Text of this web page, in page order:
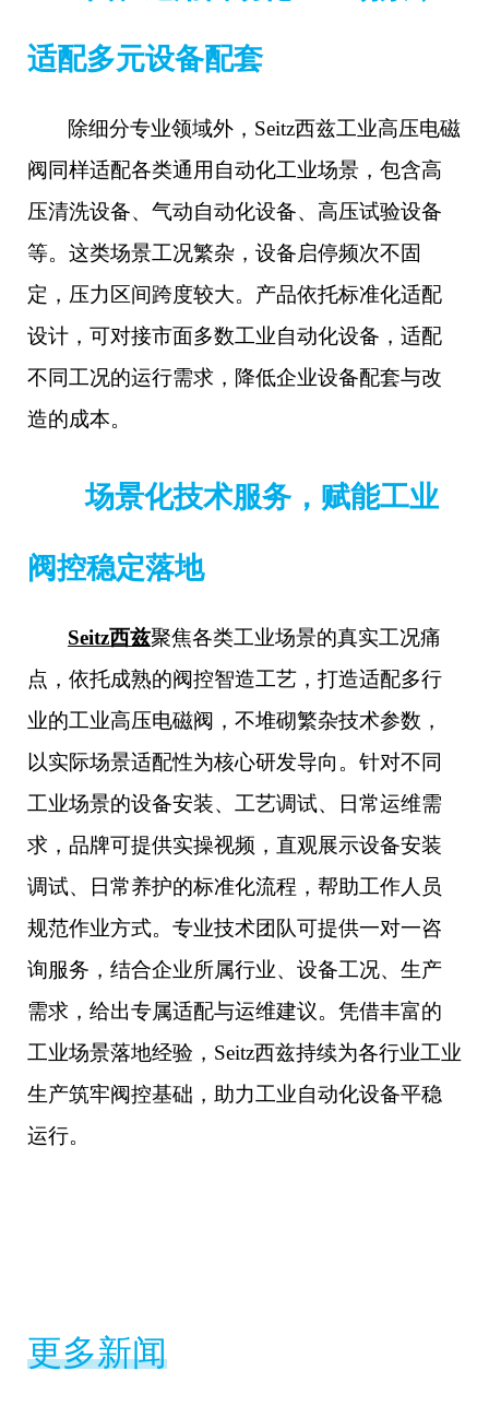
适配多元设备配套
除细分专业领域外， Seitz西兹工业高压电磁
阀同样适配各类通用自动化工业场景，包含高
压清洗设备、气动自动化设备、高压试验设备
等。这类场景工况繁杂，设备启停频次不固
定，压力区间跨度较大。产品依托标准化适配
设计，可对接市面多数工业自动化设备，适配
不同工况的运行需求，降低企业设备配套与改
造的成本。
场景化技术服务，赋能工业
阀控稳定落地
Seitz西兹聚焦各类工业场景的真实工况痛
点，依托成熟的阀控智造工艺，打造适配多行
业的工业高压电磁阀，不堆砌繁杂技术参数，
以实际场景适配性为核心研发导向。针对不同
工业场景的设备安装、工艺调试、日常运维需
求，品牌可提供实操视频，直观展示设备安装
调试、日常养护的标准化流程，帮助工作人员
规范作业方式。专业技术团队可提供一对一咨
询服务，结合企业所属行业、设备工况、生产
需求，给出专属适配与运维建议。凭借丰富的
工业场景落地经验，Seitz西兹持续为各行业工业
生产筑牢阀控基础，助力工业自动化设备平稳
运行。
更多新闻